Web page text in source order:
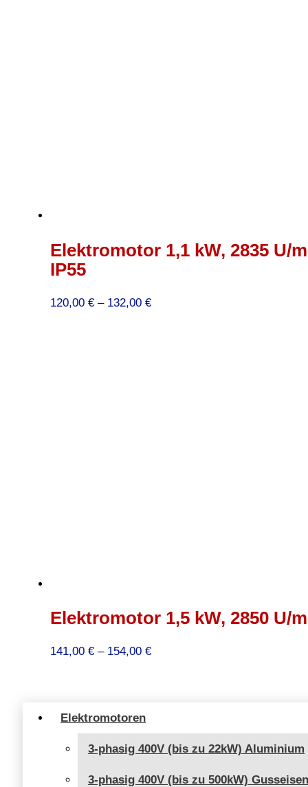
Elektromotoren
3-phasig 400V (bis zu 22kW) Aluminium
3-phasig 400V (bis zu 500kW) Gusseisen
Elektromotor 1,1 kW, 2835 U/
IP55
120,00 € – 132,00 €Preisspanne:
Elektromotor 1,5 kW, 2850 U/
141,00 € – 154,00 €Preisspanne: